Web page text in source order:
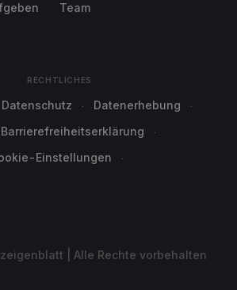
Team
RECHTLICHES
Datenschutz
Datenerhebung
Barrierefreiheitserklärung
Einstellungen
| Alle Rechte vorbehalten